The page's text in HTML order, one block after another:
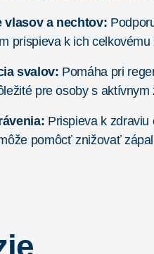
vlasov a nechtov:
prispieva k ich
svalov: Pomáha pri
pre osoby s aktívnym
Prispieva k
pomôcť znižovať